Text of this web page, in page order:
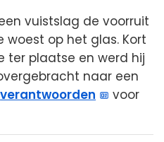
vuistslag de voorruit
op het glas. Kort
ter plaatse en werd hij
naar een
verantwoorden
voor